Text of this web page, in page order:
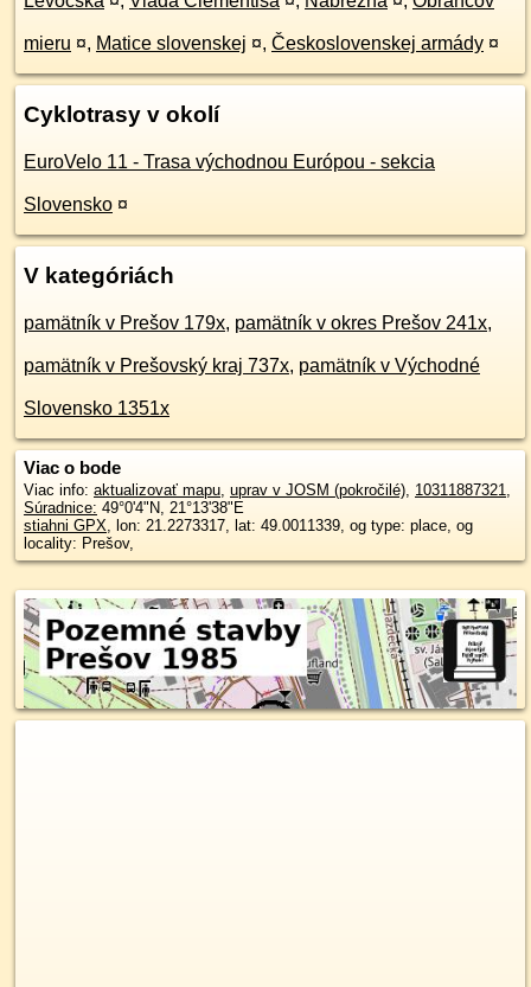
mieru ¤, Matice slovenskej ¤, Československej armády ¤
Cyklotrasy v okolí
EuroVelo 11 - Trasa východnou Európou - sekcia
Slovensko ¤
V kategóriách
pamätník v Prešov 179x, pamätník v okres Prešov 241x,
pamätník v Prešovský kraj 737x, pamätník v Východné
Slovensko 1351x
Viac o bode
Viac info: aktualizovať mapu, uprav v JOSM (pokročilé), 10311887321,
Súradnice: 49°0'4"N, 21°13'38"E
stiahni GPX, lon: 21.2273317, lat: 49.0011339, og type: place, og
locality: Prešov,